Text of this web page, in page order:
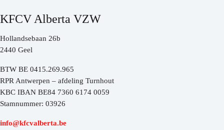
KFCV Alberta VZW
Hollandsebaan 26b
2440 Geel
BTW BE 0415.269.965
RPR Antwerpen – afdeling Turnhout
KBC IBAN BE84 7360 6174 0059
Stamnummer: 03926
info@kfcvalberta.be